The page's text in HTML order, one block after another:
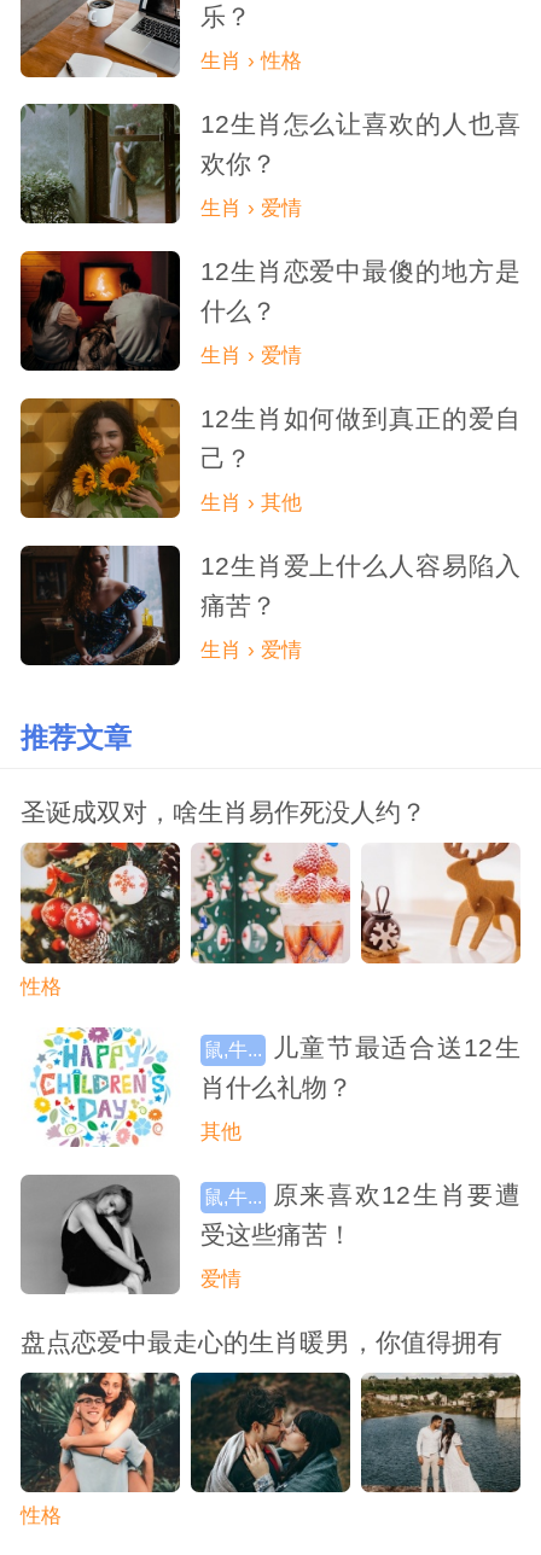
乐？
生肖 › 性格
12生肖怎么让喜欢的人也喜
欢你？
生肖 › 爱情
12生肖恋爱中最傻的地方是
什么？
生肖 › 爱情
12生肖如何做到真正的爱自
己？
生肖 › 其他
12生肖爱上什么人容易陷入
痛苦？
生肖 › 爱情
推荐文章
圣诞成双对，啥生肖易作死没人约？
性格
鼠,牛...
儿童节最适合送12生
肖什么礼物？
其他
鼠,牛...
原来喜欢12生肖要遭
受这些痛苦！
爱情
盘点恋爱中最走心的生肖暖男，你值得拥有
性格